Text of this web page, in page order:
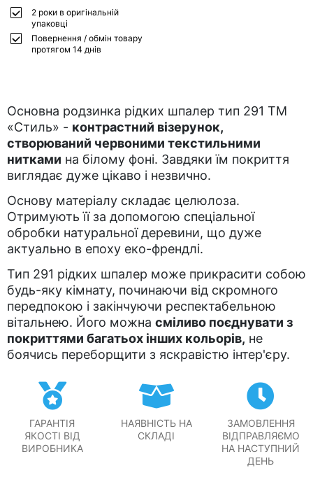
2 роки в оригінальній
упаковці
Повернення / обмін товару
протягом 14 днів
Основна родзинка рідких шпалер тип 291 ТМ
«Стиль» - контрастний візерунок,
створюваний червоними текстильними
нитками на білому фоні. Завдяки їм покриття
виглядає дуже цікаво і незвично.
Основу матеріалу складає целюлоза.
Отримують її за допомогою спеціальної
обробки натуральної деревини, що дуже
актуально в епоху еко-френдлі.
Тип 291 рідких шпалер може прикрасити собою
будь-яку кімнату, починаючи від скромного
передпокою і закінчуючи респектабельною
вітальнею. Його можна сміливо поєднувати з
покриттями багатьох інших кольорів, не
боячись переборщити з яскравістю інтер'єру.
ГАРАНТІЯ
ЯКОСТІ ВІД
ВИРОБНИКА
НАЯВНІСТЬ НА
СКЛАДІ
ЗАМОВЛЕННЯ
ВІДПРАВЛЯЄМО
НА НАСТУПНИЙ
ДЕНЬ